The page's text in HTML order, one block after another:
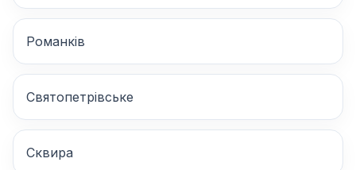
Романків
Святопетрівське
Сквира